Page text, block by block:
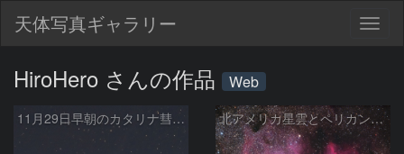
天体写真ギャラリー
HiroHero さんの作品 Web
11月29日早朝のカタリナ彗星(C/2013 US10) 北アメリカ星雲とペリカン星雲